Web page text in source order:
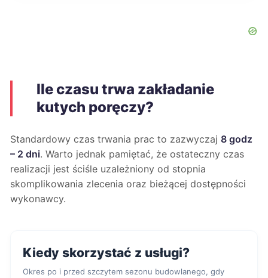
Ile czasu trwa zakładanie
kutych poręczy?
Standardowy czas trwania prac to zazwyczaj 8 godz
– 2 dni. Warto jednak pamiętać, że ostateczny czas
realizacji jest ściśle uzależniony od stopnia
skomplikowania zlecenia oraz bieżącej dostępności
wykonawcy.
Kiedy skorzystać z usługi?
Okres po i przed szczytem sezonu budowlanego, gdy